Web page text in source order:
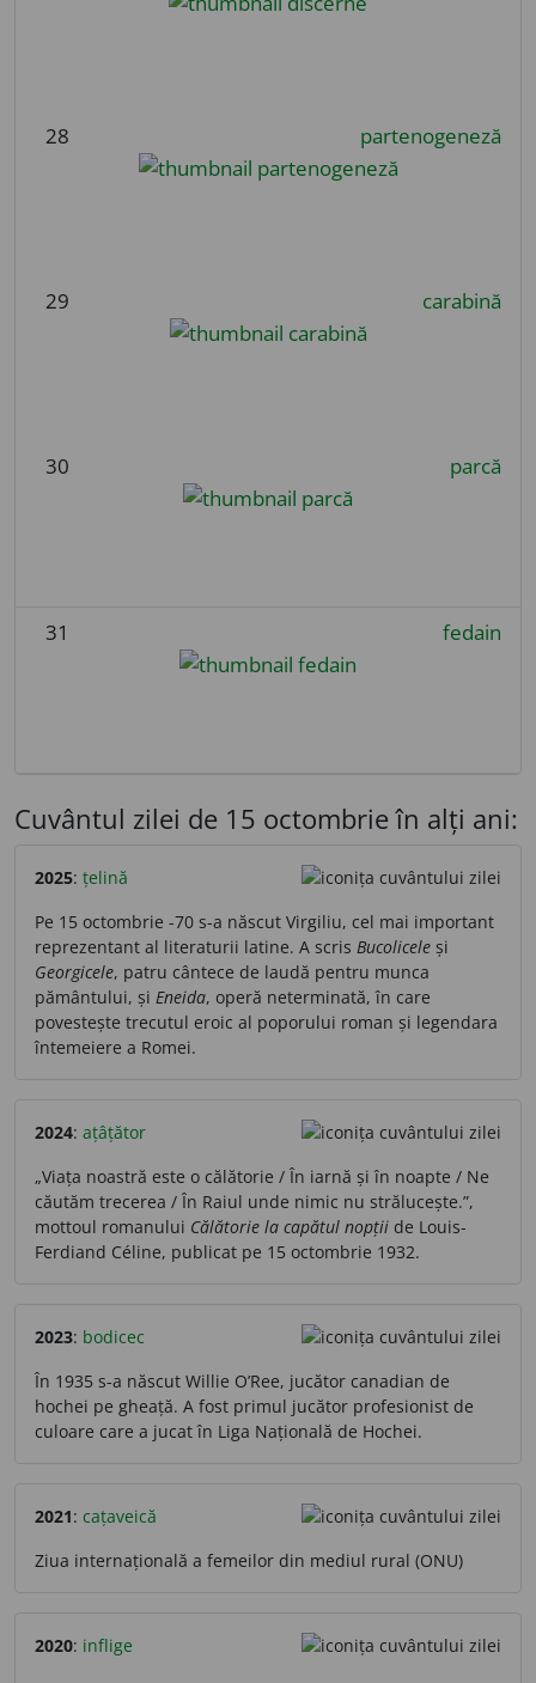
28 partenogeneză
29 carabină
30 parcă
31 fedain
Cuvântul zilei de 15 octombrie în alți ani:
2025: țelină
Pe 15 octombrie -70 s-a născut Virgiliu, cel mai important
reprezentant al literaturii latine. A scris Bucolicele și
Georgicele, patru cântece de laudă pentru munca
pământului, și Eneida, operă neterminată, în care
povestește trecutul eroic al poporului roman și legendara
întemeiere a Romei.
2024: ațâțător
„Viața noastră este o călătorie / În iarnă și în noapte / Ne
căutăm trecerea / În Raiul unde nimic nu strălucește.”,
mottoul romanului Călătorie la capătul nopții de Louis-
Ferdiand Céline, publicat pe 15 octombrie 1932.
2023: bodicec
În 1935 s-a născut Willie O’Ree, jucător canadian de
hochei pe gheață. A fost primul jucător profesionist de
culoare care a jucat în Liga Națională de Hochei.
2021: cațaveică
Ziua internațională a femeilor din mediul rural (ONU)
2020: inflige